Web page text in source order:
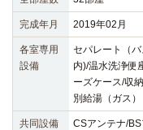
完成年月 2019年02月
各室専用
設備
セパレート（
内)/温水洗浄便
ーズケース/収
別給湯（ガス）
共同設備
CSアンテナ/